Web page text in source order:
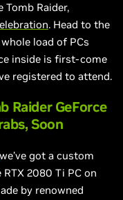
Raider,
. Head to the
load of PCs
inside is first-come
registered to attend.
Raider GeForce
Soon
we’ve got a custom
2080 Ti PC on
by renowned